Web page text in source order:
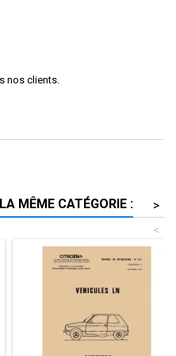
nos clients.
MÊME CATÉGORIE :
>
<